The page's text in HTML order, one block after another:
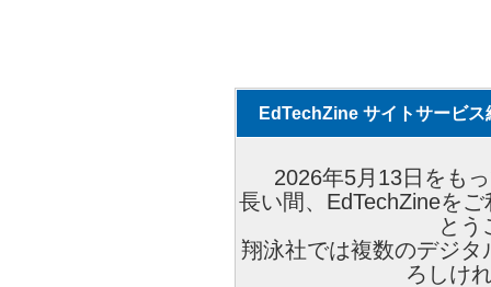
EdTechZine サイトサービス
2026年5月13日をも
長い間、EdTechZineを
とう
翔泳社では複数のデジ
ろしけ